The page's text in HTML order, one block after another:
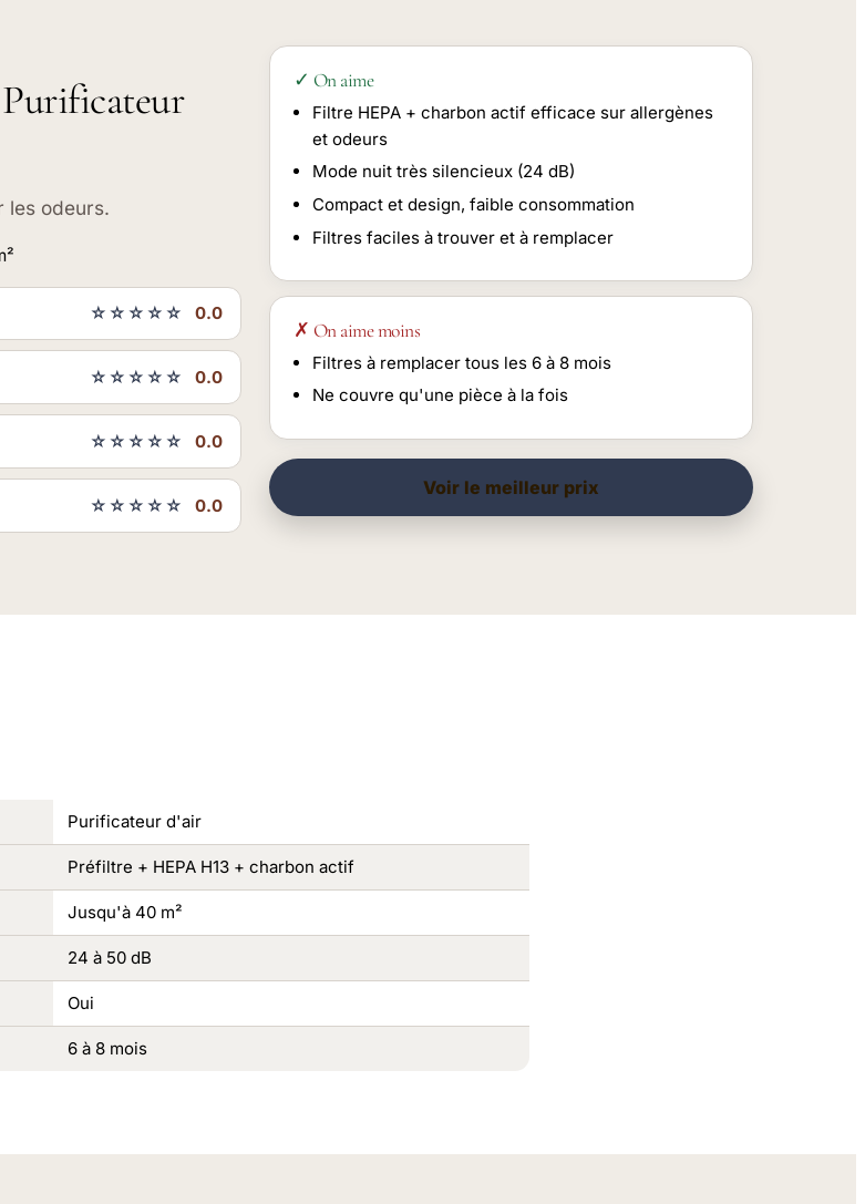
les odeurs.
☆☆☆☆☆ 0.0
☆☆☆☆☆ 0.0
☆☆☆☆☆ 0.0
☆☆☆☆☆ 0.0
✓ On aime
Filtre HEPA + charbon actif efficace sur allergènes
et odeurs
Mode nuit très silencieux (24 dB)
Compact et design, faible consommation
Filtres faciles à trouver et à remplacer
✗ On aime moins
Filtres à remplacer tous les 6 à 8 mois
Ne couvre qu'une pièce à la fois
Voir le meilleur prix
Purificateur d'air
Préfiltre + HEPA H13 + charbon actif
Jusqu'à 40 m²
24 à 50 dB
Oui
6 à 8 mois